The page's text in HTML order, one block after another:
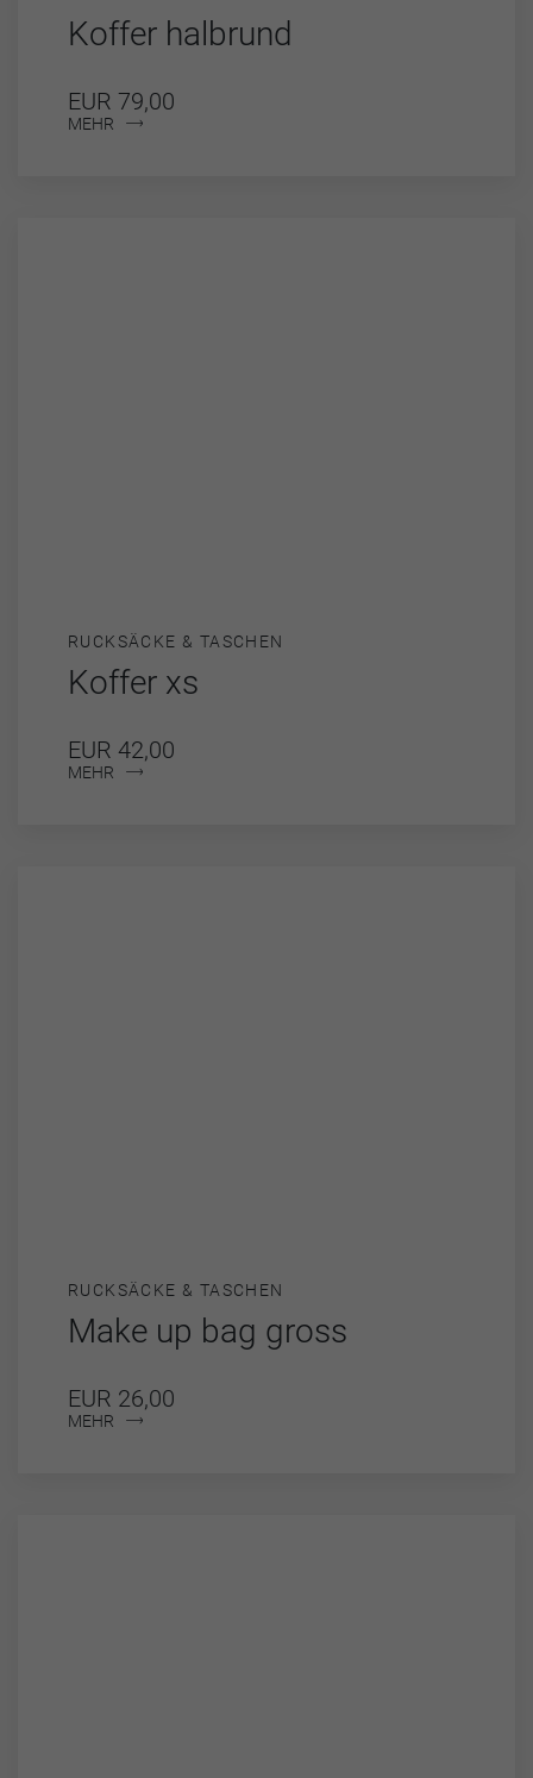
Koffer halbrund
EUR 79,00
MEHR
RUCKSÄCKE & TASCHEN
Koffer xs
EUR 42,00
MEHR
RUCKSÄCKE & TASCHEN
Make up bag gross
EUR 26,00
MEHR